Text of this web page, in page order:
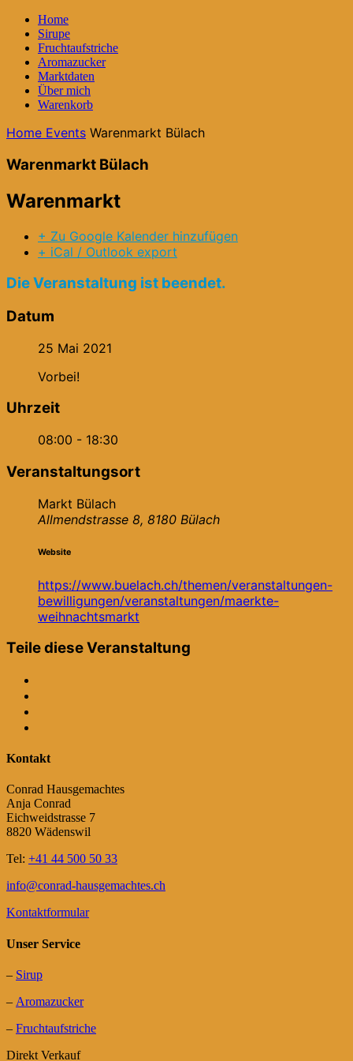
Home
Sirupe
Fruchtaufstriche
Aromazucker
Marktdaten
Über mich
Warenkorb
Home Events Warenmarkt Bülach
Warenmarkt Bülach
Warenmarkt
+ Zu Google Kalender hinzufügen
+ iCal / Outlook export
Die Veranstaltung ist beendet.
Datum
25 Mai 2021
Vorbei!
Uhrzeit
08:00 - 18:30
Veranstaltungsort
Markt Bülach
Allmendstrasse 8, 8180 Bülach
Website
https://www.buelach.ch/themen/veranstaltungen-
bewilligungen/veranstaltungen/maerkte-
weihnachtsmarkt
Teile diese Veranstaltung
Kontakt
Conrad Hausgemachtes
Anja Conrad
Eichweidstrasse 7
8820 Wädenswil
Tel: +41 44 500 50 33
info@conrad-hausgemachtes.ch
Kontaktformular
Unser Service
– Sirup
– Aromazucker
– Fruchtaufstriche
Direkt Verkauf